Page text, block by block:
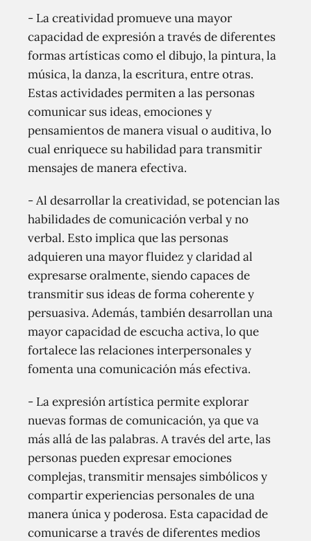
- La creatividad promueve una mayor
capacidad de expresión a través de diferentes
formas artísticas como el dibujo, la pintura, la
música, la danza, la escritura, entre otras.
Estas actividades permiten a las personas
comunicar sus ideas, emociones y
pensamientos de manera visual o auditiva, lo
cual enriquece su habilidad para transmitir
mensajes de manera efectiva.
- Al desarrollar la creatividad, se potencian las
habilidades de comunicación verbal y no
verbal. Esto implica que las personas
adquieren una mayor fluidez y claridad al
expresarse oralmente, siendo capaces de
transmitir sus ideas de forma coherente y
persuasiva. Además, también desarrollan una
mayor capacidad de escucha activa, lo que
fortalece las relaciones interpersonales y
fomenta una comunicación más efectiva.
- La expresión artística permite explorar
nuevas formas de comunicación, ya que va
más allá de las palabras. A través del arte, las
personas pueden expresar emociones
complejas, transmitir mensajes simbólicos y
compartir experiencias personales de una
manera única y poderosa. Esta capacidad de
comunicarse a través de diferentes medios